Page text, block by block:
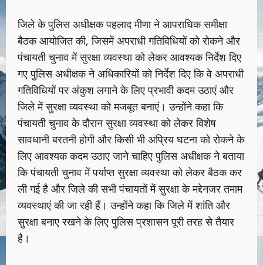
जिले के पुलिस अधीक्षक पहलाद मीणा ने आपराधिक समीक्षा
बैठक आयोजित की, जिसमें अपराधी गतिविधियों को रोकने और
पंचायती चुनाव में सुरक्षा व्यवस्था को लेकर आवश्यक निर्देश दिए
गए पुलिस अधीक्षक ने अधिकारियों को निर्देश दिए कि वे अपराधी
गतिविधियों पर अंकुश लगाने के लिए प्रभावी कदम उठाएं और
जिले में सुरक्षा व्यवस्था को मजबूत बनाएं। उन्होंने कहा कि
पंचायती चुनाव के दौरान सुरक्षा व्यवस्था को लेकर विशेष
सावधानी बरतनी होगी और किसी भी अप्रिय घटना को रोकने के
लिए आवश्यक कदम उठाए जाने चाहिए पुलिस अधीक्षक ने बताया
कि पंचायती चुनाव में पर्याप्त सुरक्षा व्यवस्था को लेकर बैठक कर
ली गई है और जिले की सभी पंचायतों में सुरक्षा के मद्देनजर तमाम
व्यवस्थाएं की जा रही हैं। उन्होंने कहा कि जिले में शांति और
सुरक्षा बनाए रखने के लिए पुलिस प्रशासन पूरी तरह से तैयार
है।